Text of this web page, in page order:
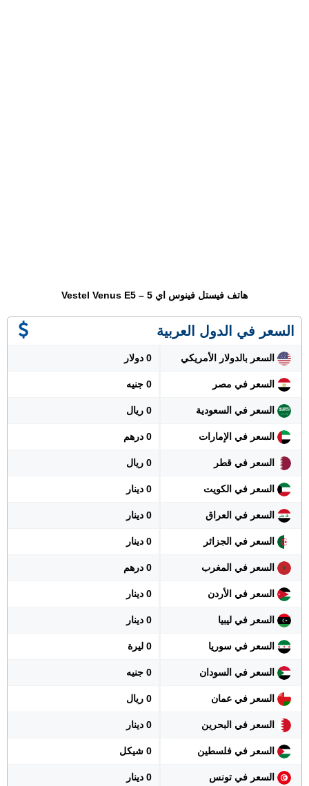
هاتف فيستل فينوس اي 5 – Vestel Venus E5
السعر في الدول العربية
السعر بالدولار الأمريكي 0 دولار
السعر في مصر 0 جنيه
السعر في السعودية 0 ريال
السعر في الإمارات 0 درهم
السعر في قطر 0 ريال
السعر في الكويت 0 دينار
السعر في العراق 0 دينار
السعر في الجزائر 0 دينار
السعر في المغرب 0 درهم
السعر في الأردن 0 دينار
السعر في ليبيا 0 دينار
السعر في سوريا 0 ليرة
السعر في السودان 0 جنيه
السعر في عمان 0 ريال
السعر في البحرين 0 دينار
السعر في فلسطين 0 شيكل
السعر في تونس 0 دينار